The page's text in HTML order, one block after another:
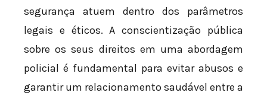
segurança atuem dentro dos parâmetros
legais e éticos. A conscientização pública
sobre os seus direitos em uma abordagem
policial é fundamental para evitar abusos e
garantir um relacionamento saudável entre a